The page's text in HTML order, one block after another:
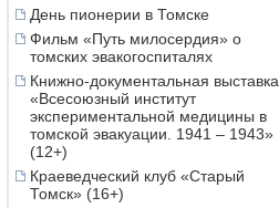
День пионерии в Томске
Фильм «Путь милосердия» о
томских эвакогоспиталях
Книжно-документальная выставка
«Всесоюзный институт
экспериментальной медицины в
томской эвакуации. 1941 – 1943»
(12+)
Краеведческий клуб «Старый
Томск» (16+)